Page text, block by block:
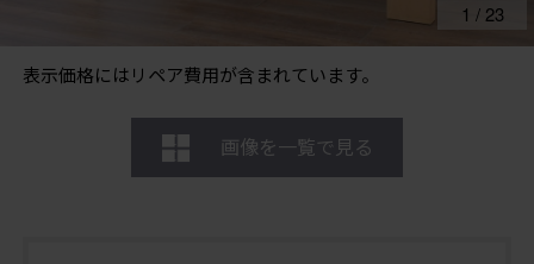
表示価格にはリペア費用が含まれています。
1 / 23
画像を一覧で見る